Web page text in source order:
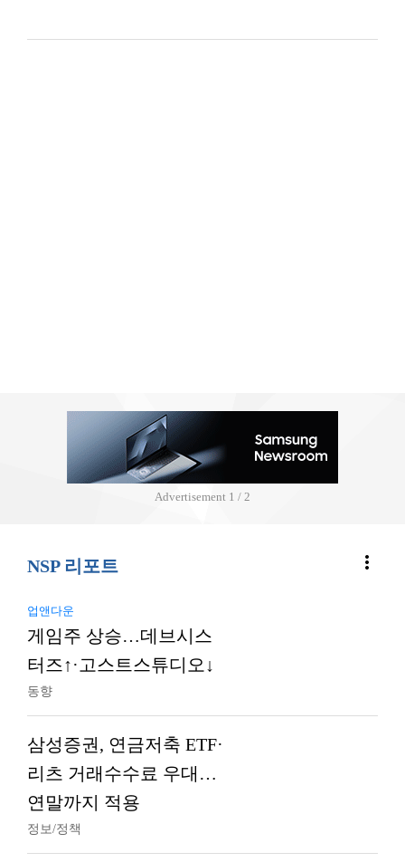
Advertisement 2 / 2
NSP 리포트 more_vert
업앤다운
게임주 상승…데브시스
터즈↑·고스트스튜디오↓
동향
삼성증권, 연금저축 ETF·
리츠 거래수수료 우대…
연말까지 적용
정보/정책